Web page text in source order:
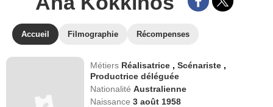
Accueil Filmographie Récompenses
Métiers Réalisatrice ,Scénariste ,
Productrice déléguée
NationalitéAustralienne
Naissance3 août 1958